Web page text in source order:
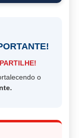
o